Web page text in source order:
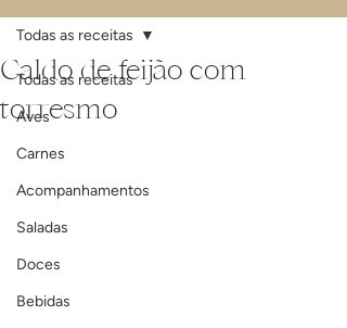
Todas as receitas
Aves
Carnes
Acompanhamentos
Saladas
Doces
Bebidas
Todas as receitas
Caldo de feijão com
torresmo